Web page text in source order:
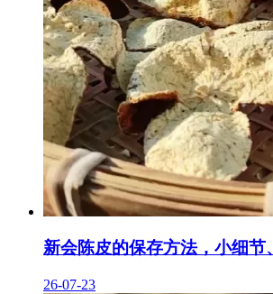
新会陈皮的保存方法，小细节
26-07-23